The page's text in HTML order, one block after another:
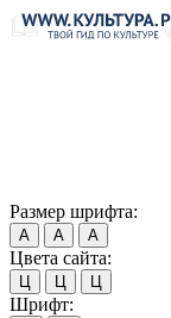
Размер шрифта:
А А А
Цвета сайта:
Ц Ц Ц
Шрифт: